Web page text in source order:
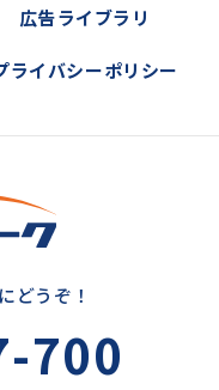
広告ライブラリ
ライバシーポリシー
どうぞ！
700